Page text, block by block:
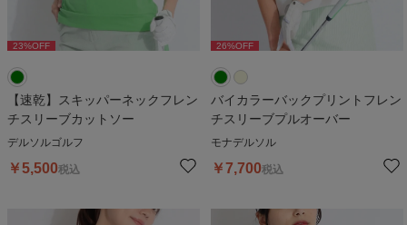
23%OFF
【速乾】スキッパーネックフレン
チスリーブカットソー
デルソルゴルフ
￥5,500税込
26%OFF 26%OFF
バイカラーバックプリントフレン
チスリーブプルオーバー
モナデルソル
￥7,700税込